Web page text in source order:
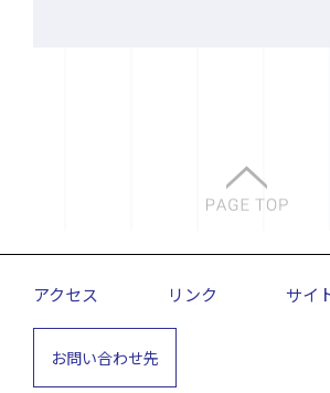
アクセス リンク サイ
お問い合わせ先